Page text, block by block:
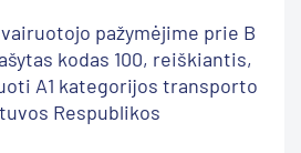
pažymėjime prie B
kodas 100, reiškiantis,
A1 kategorijos transporto
Respublikos